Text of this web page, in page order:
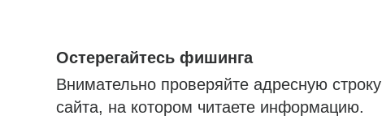
Остерегайтесь фишинга
Внимательно проверяйте адресную строку
сайта, на котором читаете информацию.